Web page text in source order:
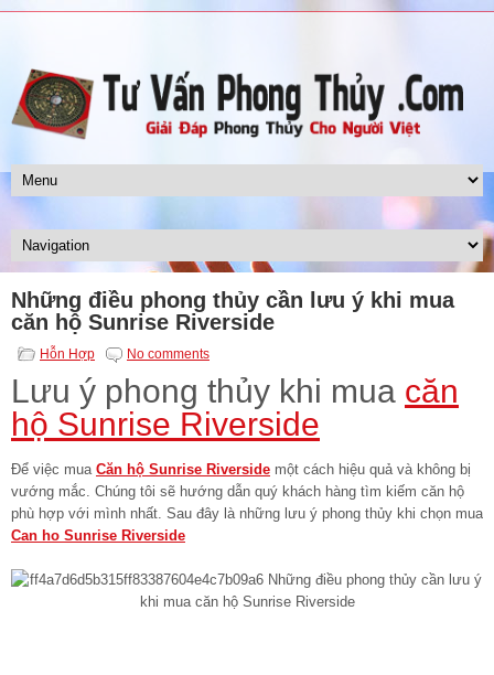
Những điều phong thủy cần lưu ý khi mua
căn hộ Sunrise Riverside
Hỗn Hợp No comments
Lưu ý phong thủy khi mua căn
hộ Sunrise Riverside
Để việc mua Căn hộ Sunrise Riverside một cách hiệu quả và không bị
vướng mắc. Chúng tôi sẽ hướng dẫn quý khách hàng tìm kiếm căn hộ
phù hợp với mình nhất. Sau đây là những lưu ý phong thủy khi chọn mua
Can ho Sunrise Riverside